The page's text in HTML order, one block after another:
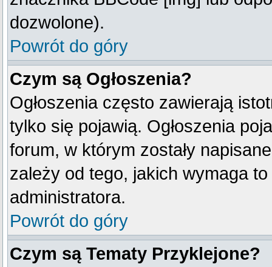
dozwolone).
Powrót do góry
Czym są Ogłoszenia?
Ogłoszenia często zawierają
tylko się pojawią. Ogłoszenia
forum, w którym zostały
zależy od tego, jakich wymaga
administratora.
Powrót do góry
Czym są Tematy Przyklejone?